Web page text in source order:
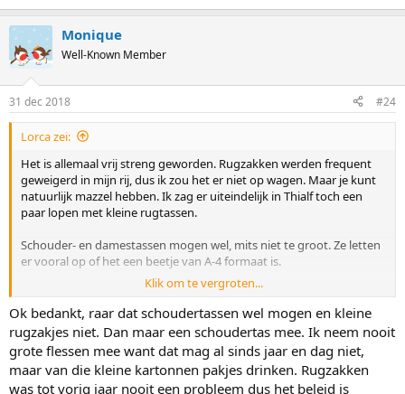
Monique
Well-Known Member
31 dec 2018 #24
Lorca zei:
Het is allemaal vrij streng geworden. Rugzakken werden frequent
geweigerd in mijn rij, dus ik zou het er niet op wagen. Maar je kunt
natuurlijk mazzel hebben. Ik zag er uiteindelijk in Thialf toch een
paar lopen met kleine rugtassen.
Schouder- en damestassen mogen wel, mits niet te groot. Ze letten
er vooral op of het een beetje van A-4 formaat is.
Mijn tasje (open, dus makkelijk controleerbaar) met broodjes en
kleine pakjes drinken werd wel toegelaten. Grote pakken drinken
moeten worden weggegooid.
Klik om te vergroten...
Ok bedankt, raar dat schoudertassen wel mogen en kleine
rugzakjes niet. Dan maar een schoudertas mee. Ik neem nooit
grote flessen mee want dat mag al sinds jaar en dag niet,
maar van die kleine kartonnen pakjes drinken. Rugzakken
was tot vorig jaar nooit een probleem dus het beleid is